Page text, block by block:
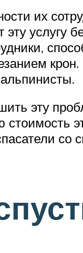
их
услугу
крон.
эту
со